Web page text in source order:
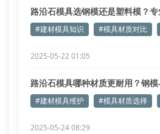
路沿石模具选钢模还是塑料模？
#建材模具知识 #模具材质对比
2025-05-22 01:05
路沿石模具哪种材质更耐用？钢
#建材模具维护 #模具材质选择
2025-05-24 08:29